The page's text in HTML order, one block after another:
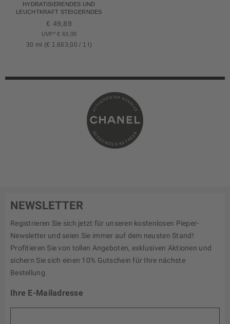
HYDRATISIERENDES UND
LEUCHTKRAFT STEIGERNDES
UVP* € 63,00
€ 49,89
30 ml (€ 1.663,00 / 1 l)
NEWSLETTER
Registrieren Sie sich jetzt für unseren kostenlosen Pieper-
Newsletter und seien Sie immer auf dem neusten Stand!
Profitieren Sie von tollen Angeboten, exklusiven Aktionen und
sichern Sie sich einen 10% Gutschein für Ihre nächste
Bestellung.
Ihre E-Mailadresse